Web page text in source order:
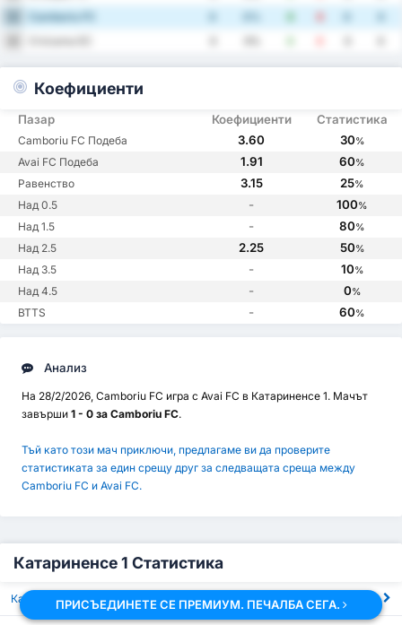
Camboriu FC
Коефициенти
Пазар Коефициенти Статистика
Camboriu FC Подеба 3.60 30%
Avai FC Подеба 1.91 60%
Равенство 3.15 25%
Над 0.5 - 100%
Над 1.5 - 80%
Над 2.5 2.25 50%
Над 3.5 - 10%
Над 4.5 - 0%
BTTS - 60%
Анализ
На 28/2/2026, Camboriu FC игра с Avai FC в Катариненсе 1. Мачът
завърши 1 - 0 за Camboriu FC.
Тъй като този мач приключи, предлагаме ви да проверите
статистиката за един срещу друг за следващата среща между
Camboriu FC и Avai FC.
Катариненсе 1 Статистика
Катариненсе 1 Ръководство за формуляри
ПРИСЪЕДИНЕТЕ СЕ ПРЕМИУМ. ПЕЧАЛБА СЕГА.